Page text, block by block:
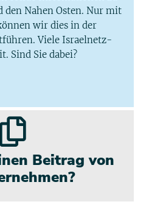
den Nahen Osten. Nur mit
wir dies in der
Viele Israelnetz-
Sind Sie dabei?
Beitrag von